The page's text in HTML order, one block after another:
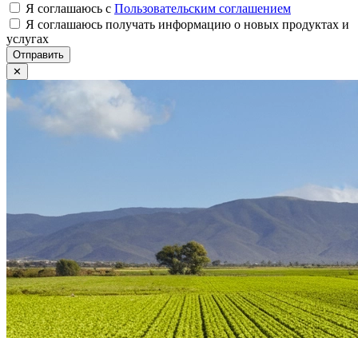
Я соглашаюсь c Пользовательским соглашением
Я соглашаюсь получать информацию о новых продуктах и
услугах
Отправить
✕